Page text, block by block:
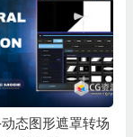
态图形遮罩转场